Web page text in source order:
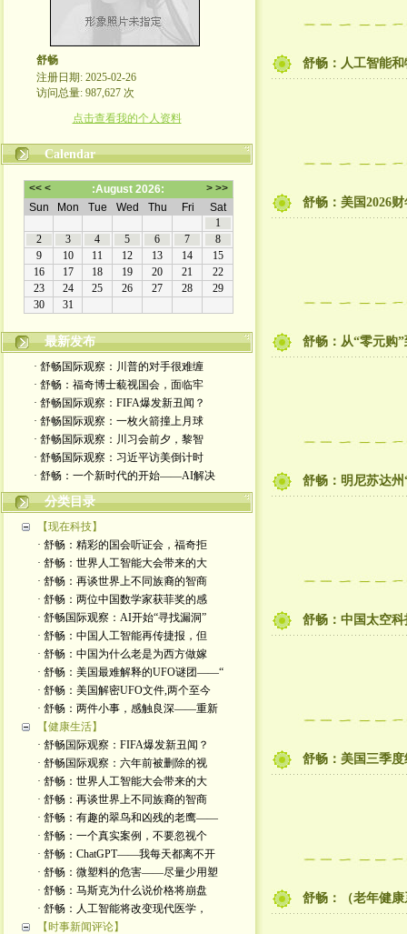
舒畅
注册日期: 2025-02-26
访问总量: 987,627 次
点击查看我的个人资料
Calendar
最新发布
· 舒畅国际观察：川普的对手很难缠
· 舒畅：福奇博士藐视国会，面临牢
· 舒畅国际观察：FIFA爆发新丑闻？
· 舒畅国际观察：一枚火箭撞上月球
· 舒畅国际观察：川习会前夕，黎智
· 舒畅国际观察：习近平访美倒计时
· 舒畅：一个新时代的开始——AI解决
分类目录
【现在科技】
· 舒畅：精彩的国会听证会，福奇拒
· 舒畅：世界人工智能大会带来的大
· 舒畅：再谈世界上不同族裔的智商
· 舒畅：两位中国数学家获菲奖的感
· 舒畅国际观察：AI开始“寻找漏洞”
· 舒畅：中国人工智能再传捷报，但
· 舒畅：中国为什么老是为西方做嫁
· 舒畅：美国最难解释的UFO谜团——“
· 舒畅：美国解密UFO文件,两个至今
· 舒畅：两件小事，感触良深——重新
【健康生活】
· 舒畅国际观察：FIFA爆发新丑闻？
· 舒畅国际观察：六年前被删除的视
· 舒畅：世界人工智能大会带来的大
· 舒畅：再谈世界上不同族裔的智商
· 舒畅：有趣的翠鸟和凶残的老鹰——
· 舒畅：一个真实案例，不要忽视个
· 舒畅：ChatGPT——我每天都离不开
· 舒畅：微塑料的危害——尽量少用塑
· 舒畅：马斯克为什么说价格将崩盘
· 舒畅：人工智能将改变现代医学，
【时事新闻评论】
舒畅：人工智能
舒畅：美国2026
舒畅：从“零元购
舒畅：明尼苏达
舒畅：中国太空
舒畅：美国三季
舒畅：（老年健